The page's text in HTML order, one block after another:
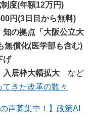
度(年額12万円)
円(3日目から無料)
知の拠点「大阪公立大
無償化(医学部も含む)
げ
入居枠大幅拡大 など
てきた改革の数々
声募集中！】政策AI